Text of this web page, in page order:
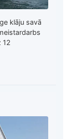
klāju savā
12